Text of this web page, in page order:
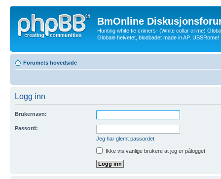
BmOnline
Hunting white tie crimers- (White collar crime)
Globale helvetet, blodbadet made in AP, USSRome!
Forumets hovedside
Logg inn
Brukernavn:
Passord:
Jeg har glemt passordet
Ikke vis vanlige brukere at jeg er pålogget